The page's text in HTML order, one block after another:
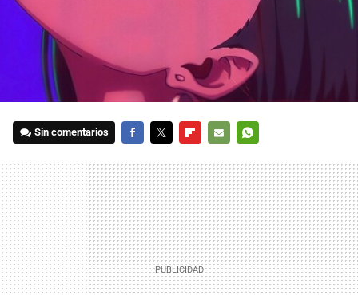
Sin comentarios
MAIL